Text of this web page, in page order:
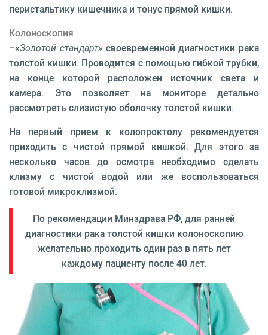
перистальтику кишечника и тонус прямой кишки.
Колоноскопия
–«Золотой стандарт»своевременной диагностики рака
толстой кишки. Проводится с помощью гибкой трубки,
на конце которой расположен источник света и
камера. Это позволяет на мониторе детально
рассмотреть слизистую оболочку толстой кишки.
На первый прием к колопроктолу рекомендуется
приходить с чистой прямой кишкой. Для этого за
несколько часов до осмотра необходимо сделать
клизму с чистой водой или же воспользоваться
готовой микроклизмой.
По рекомендации Минздрава РФ, для ранней
диагностики рака толстой кишки колоноскопию
желательно проходить один раз в пять лет
каждому пациенту после 40 лет.